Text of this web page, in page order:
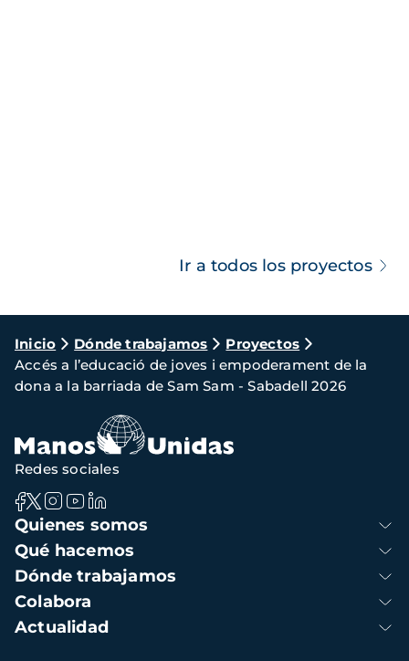
Ir a todos los proyectos
Ruta
de
navegación
Inicio Dónde trabajamos
Proyectos
Accés a l’educació de joves i empoderament de la
dona a la barriada de Sam Sam - Sabadell 2026
Navegación
principal
Quienes somos
Qué hacemos
Dónde trabajamos
Colabora
Actualidad
Redes sociales